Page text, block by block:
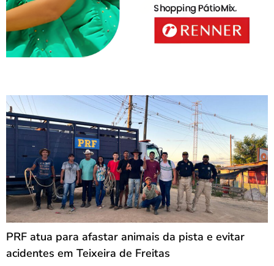
PRF atua para afastar animais da pista e evitar
acidentes em Teixeira de Freitas